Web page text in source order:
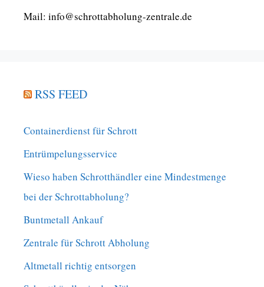
Mail: info@schrottabholung-zentrale.de
RSS FEED
Containerdienst für Schrott
Entrümpelungsservice
Wieso haben Schrotthändler eine Mindestmenge
bei der Schrottabholung?
Buntmetall Ankauf
Zentrale für Schrott Abholung
Altmetall richtig entsorgen